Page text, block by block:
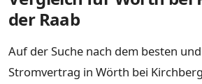
der Raab
Auf der Suche nach dem besten
Stromvertrag in Wörth bei